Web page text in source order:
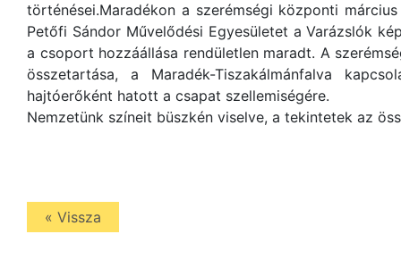
történései.Maradékon a szerémségi központi
Petőfi Sándor Művelődési Egyesületet a Varázslók
a csoport hozzáállása rendületlen maradt. A
összetartása, a Maradék-Tiszakálmánfalva
hajtóerőként hatott a csapat szellemiségére.
Nemzetünk színeit büszkén viselve, a tekintetek az
« Vissza